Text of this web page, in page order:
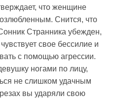
что женщине
Снится, что
Странника убежден,
свое бессилие и
с помощью агрессии.
ногами по лицу,
не слишком удачным
вы ударяли свою